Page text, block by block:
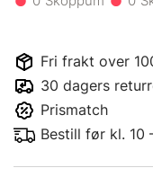
Fri frakt over
30 dagers
Prismatch
Bestill før kl. 10